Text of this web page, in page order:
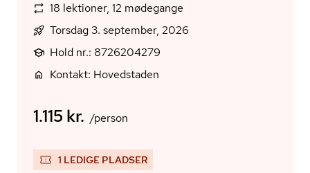
18 lektioner, 12 mødegange
Torsdag 3. september, 2026
Hold nr.: 8726204279
Kontakt: Hovedstaden
1.115 kr. /person
1 LEDIGE PLADSER